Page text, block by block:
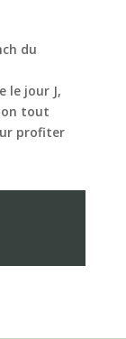
du
le jour J,
tout
profiter